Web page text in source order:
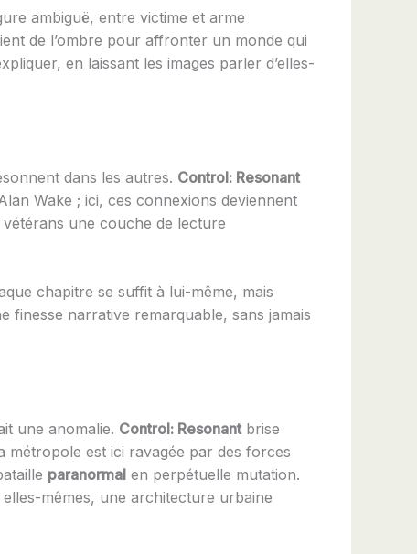
ambiguë, entre victime et arme
de l’ombre pour affronter un monde qui
en laissant les images parler d’elles-
dans les autres. Control: Resonant
Wake ; ici, ces connexions deviennent
une couche de lecture
chapitre se suffit à lui-même, mais
finesse narrative remarquable, sans jamais
une anomalie. Control: Resonant brise
métropole est ici ravagée par des forces
paranormal en perpétuelle mutation.
mêmes, une architecture urbaine